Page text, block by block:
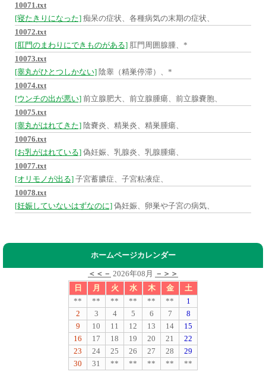
10071.txt
[寝たきりになった] 痴呆の症状、各種病気の末期の症状、
10072.txt
[肛門のまわりにできものがある] 肛門周囲腺腫、*
10073.txt
[睾丸がひとつしかない] 陰睾（精巣停滞）、*
10074.txt
[ウンチの出が悪い] 前立腺肥大、前立腺腫瘍、前立腺嚢胞、
10075.txt
[睾丸がはれてきた] 陰嚢炎、精巣炎、精巣腫瘍、
10076.txt
[お乳がはれている] 偽妊娠、乳腺炎、乳腺腫瘍、
10077.txt
[オリモノが出る] 子宮蓄膿症、子宮粘液症、
10078.txt
[妊娠していないはずなのに] 偽妊娠、卵巣や子宮の病気、
ホームページカレンダー
＜＜－ 2026年08月
－＞＞
日
月 火 水 木 金
土
**
** ** ** ** **
1
2
3 4 5 6 7
8
9
10 11 12 13 14
15
16
17 18 19 20 21
22
23
24 25 26 27 28
29
30
31 ** ** ** ** **